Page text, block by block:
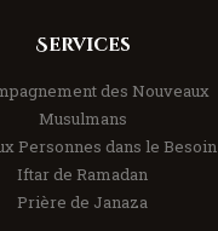
Services
des Nouveaux
Musulmans
Personnes dans le Besoin
Iftar de Ramadan
Prière de Janaza